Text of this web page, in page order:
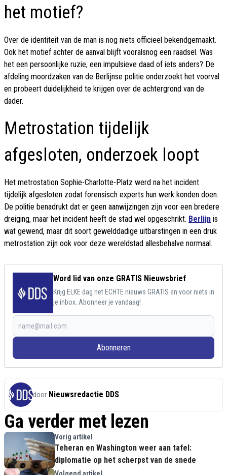
het motief?
Over de identiteit van de man is nog niets officieel bekendgemaakt.
Ook het motief achter de aanval blijft vooralsnog een raadsel. Was
het een persoonlijke ruzie, een impulsieve daad of iets anders? De
afdeling moordzaken van de Berlijnse politie onderzoekt het voorval
en probeert duidelijkheid te krijgen over de achtergrond van de
dader.
Metrostation tijdelijk
afgesloten, onderzoek loopt
Het metrostation Sophie-Charlotte-Platz werd na het incident
tijdelijk afgesloten zodat forensisch experts hun werk konden doen.
De politie benadrukt dat er geen aanwijzingen zijn voor een bredere
dreiging, maar het incident heeft de stad wel opgeschrikt. Berlijn is
wat gewend, maar dit soort gewelddadige uitbarstingen in een druk
metrostation zijn ook voor deze wereldstad allesbehalve normaal.
Word lid van onze GRATIS Nieuwsbrief
Krijg ELKE dag het ECHTE nieuws GRATIS en voor niets in
je inbox. Abonneer je vandaag!
Abonneren
door Nieuwsredactie DDS
Ga verder met lezen
Vorig artikel
Teheran en Washington weer aan tafel:
diplomatie op het scherpst van de snede
Volgend artikel